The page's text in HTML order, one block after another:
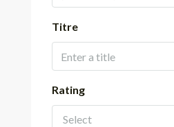
Titre
Rating
Select